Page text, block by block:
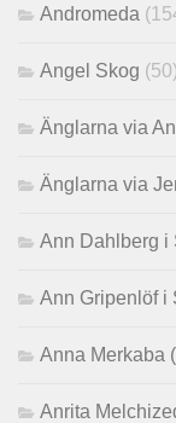
Andromeda
Angel Skog (50)
Änglarna via
Änglarna via
Ann Dahlberg i
Ann Gripenlöf i
Anna Merkaba
Anrita